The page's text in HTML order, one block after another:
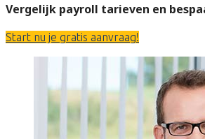
Vergelijk payroll tarieven en
Start nu je gratis aanvraag!